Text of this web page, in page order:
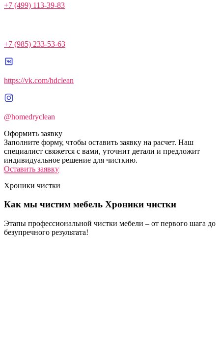
+7 (499) 113-39-83
+7 (985) 233-53-63
https://vk.com/hdclean
@homedryclean
Оформить заявку
Заполните форму, чтобы оставить заявку на расчет. Наш
специалист свяжется с вами, уточнит детали и предложит
индивидуальное решение для чисткию.
Оставить заявку
Хроники чистки
Как мы чистим мебель Хроники чистки
Этапы профессиональной чистки мебели – от первого шага до
безупречного результата!